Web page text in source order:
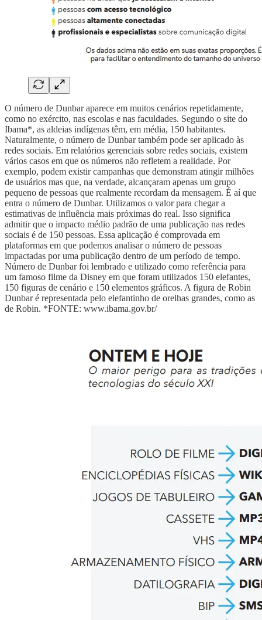
O número de Dunbar aparece em muitos cenários repetidamente,
como no exército, nas escolas e nas faculdades. Segundo o site do
Ibama*, as aldeias indígenas têm, em média, 150 habitantes.
Naturalmente, o número de Dunbar também pode ser aplicado às
redes sociais. Em relatórios gerenciais sobre redes sociais, existem
vários casos em que os números não refletem a realidade. Por
exemplo, podem existir campanhas que demonstram atingir milhões
de usuários mas que, na verdade, alcançaram apenas um grupo
pequeno de pessoas que realmente recordam da mensagem. É aí que
entra o número de Dunbar. Utilizamos o valor para chegar a
estimativas de influência mais próximas do real. Isso significa
admitir que o impacto médio padrão de uma publicação nas redes
sociais é de 150 pessoas. Essa aplicação é comprovada em
plataformas em que podemos analisar o número de pessoas
impactadas por uma publicação dentro de um período de tempo.
Número de Dunbar foi lembrado e utilizado como referência para
um famoso filme da Disney em que foram utilizados 150 elefantes,
150 figuras de cenário e 150 elementos gráficos. A figura de Robin
Dunbar é representada pelo elefantinho de orelhas grandes, como as
de Robin. *FONTE: www.ibama.gov.br/